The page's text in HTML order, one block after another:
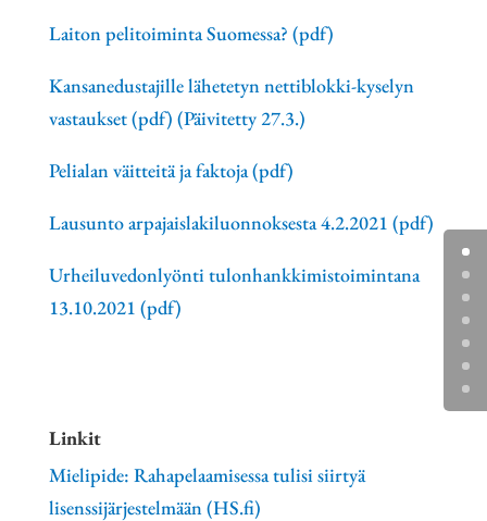
Laiton pelitoiminta Suomessa? (pdf)
Kansanedustajille lähetetyn nettiblokki-kyselyn
vastaukset (pdf) (Päivitetty 27.3.)
Pelialan väitteitä ja faktoja (pdf)
Lausunto arpajaislakiluonnoksesta 4.2.2021 (pdf)
Urheiluvedonlyönti tulonhankkimistoimintana
13.10.2021 (pdf)
Linkit
Mielipide: Rahapelaamisessa tulisi siirtyä
lisenssijärjestelmään (HS.fi)